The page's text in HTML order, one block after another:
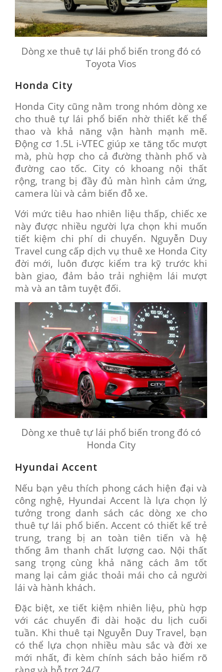
Dòng xe thuê tự lái phổ biến trong đó có
Toyota Vios
Honda City
Honda City cũng nằm trong nhóm dòng xe
cho thuê tự lái phổ biến nhờ thiết kế thể
thao và khả năng vận hành mạnh mẽ.
Động cơ 1.5L i-VTEC giúp xe tăng tốc mượt
mà, phù hợp cho cả đường thành phố và
đường cao tốc. City có khoang nội thất
rộng, trang bị đầy đủ màn hình cảm ứng,
camera lùi và cảm biến đỗ xe.
Với mức tiêu hao nhiên liệu thấp, chiếc xe
này được nhiều người lựa chọn khi muốn
tiết kiệm chi phí di chuyển. Nguyễn Duy
Travel cung cấp dịch vụ thuê xe Honda City
đời mới, luôn được kiểm tra kỹ trước khi
bàn giao, đảm bảo trải nghiệm lái mượt
mà và an tâm tuyệt đối.
Dòng xe thuê tự lái phổ biến trong đó có
Honda City
Hyundai Accent
Nếu bạn yêu thích phong cách hiện đại và
công nghệ, Hyundai Accent là lựa chọn lý
tưởng trong danh sách các dòng xe cho
thuê tự lái phổ biến. Accent có thiết kế trẻ
trung, trang bị an toàn tiên tiến và hệ
thống âm thanh chất lượng cao. Nội thất
sang trọng cùng khả năng cách âm tốt
mang lại cảm giác thoải mái cho cả người
lái và hành khách.
Đặc biệt, xe tiết kiệm nhiên liệu, phù hợp
với các chuyến đi dài hoặc du lịch cuối
tuần. Khi thuê tại Nguyễn Duy Travel, bạn
có thể lựa chọn nhiều màu sắc và đời xe
mới nhất, đi kèm chính sách bảo hiểm rõ